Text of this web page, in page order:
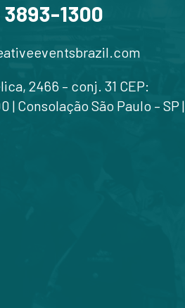
3893-1300
2466 – conj. 31 CEP:
| Consolação São Paulo – SP |